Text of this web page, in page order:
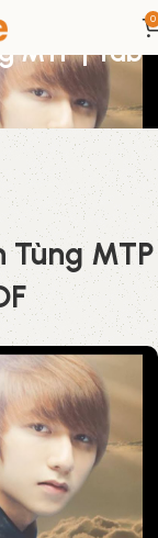
0
MTP | Tab
MTP